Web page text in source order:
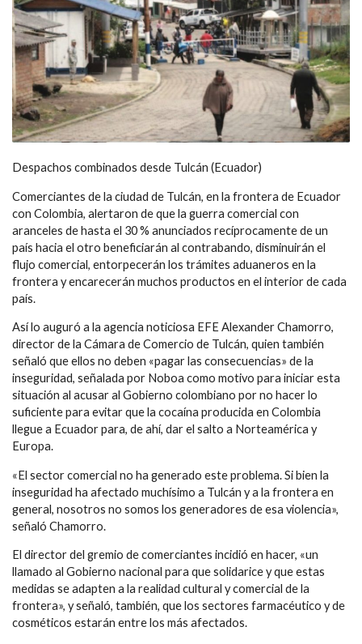
Despachos combinados desde Tulcán (Ecuador)
Comerciantes de la ciudad de Tulcán, en la frontera de Ecuador
con Colombia, alertaron de que la guerra comercial con
aranceles de hasta el 30 % anunciados recíprocamente de un
país hacia el otro beneficiarán al contrabando, disminuirán el
flujo comercial, entorpecerán los trámites aduaneros en la
frontera y encarecerán muchos productos en el interior de cada
país.
Así lo auguró a la agencia noticiosa EFE Alexander Chamorro,
director de la Cámara de Comercio de Tulcán, quien también
señaló que ellos no deben «pagar las consecuencias» de la
inseguridad, señalada por Noboa como motivo para iniciar esta
situación al acusar al Gobierno colombiano por no hacer lo
suficiente para evitar que la cocaína producida en Colombia
llegue a Ecuador para, de ahí, dar el salto a Norteamérica y
Europa.
«El sector comercial no ha generado este problema. Si bien la
inseguridad ha afectado muchísimo a Tulcán y a la frontera en
general, nosotros no somos los generadores de esa violencia»,
señaló Chamorro.
El director del gremio de comerciantes incidió en hacer, «un
llamado al Gobierno nacional para que solidarice y que estas
medidas se adapten a la realidad cultural y comercial de la
frontera», y señaló, también, que los sectores farmacéutico y de
cosméticos estarán entre los más afectados.